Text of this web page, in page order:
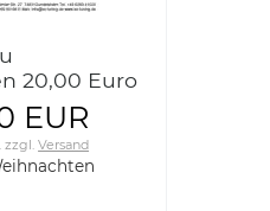
20,00 Euro
EUR
zzgl.Versand